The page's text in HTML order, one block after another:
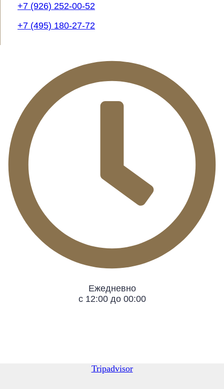
+7 (926) 252-00-52
+7 (495) 180-27-72
Ежедневно
с 12:00 до 00:00
Tripadvisor